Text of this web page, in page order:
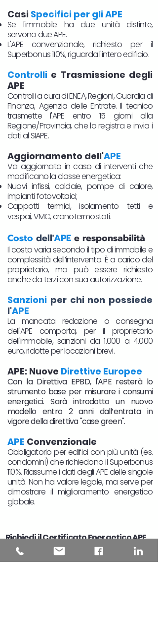
Casi Specifici per gli APE
Se l'immobile ha due unità distinte,
servono due APE.
L'APE convenzionale, richiesto per il
Superbonus 110%, riguarda l'intero edificio.
Controlli e Trasmissione degli
APE
Controlli a cura di ENEA, Regioni, Guardia di
Finanza, Agenzia delle Entrate. Il tecnico
trasmette l'APE entro 15 giorni alla
Regione/Provincia, che lo registra e invia i
dati al SIAPE.
Aggiornamento dell'APE
Va aggiornato in caso di interventi che
modificano la classe energetica:
Nuovi infissi, caldaie, pompe di calore,
impianti fotovoltaici;
Cappotti termici, isolamento tetti e
vespai, VMC, cronotermostati.​
Costo dell'APE e responsabilità
Il costo varia secondo il tipo di immobile e
complessità dell’intervento. È a carico del
proprietario, ma può essere richiesto
anche da terzi con sua autorizzazione.
Sanzioni per chi non possiede
l'APE
La mancata redazione o consegna
dell'APE comporta, per il proprietario
dell'immobile, sanzioni da 1.000 a 4.000
euro, ridotte per locazioni brevi.
APE: Nuove Direttive Europee
Con la Direttiva EPBD, l'APE resterà lo
strumento base per misurare i consumi
energetici. Sarà introdotto un nuovo
modello entro 2 anni dall’entrata in
vigore della direttiva "case green".
APE Convenzionale
Obbligatorio per edifici con più unità (es.
condomini) che richiedono il Superbonus
110%. Riassume i dati degli APE delle singole
unità. Non ha valore legale, ma serve per
dimostrare il miglioramento energetico
globale.
Richiedi il Certificato Energetico APE
in Piemonte
Se stai cercando la Certificazione